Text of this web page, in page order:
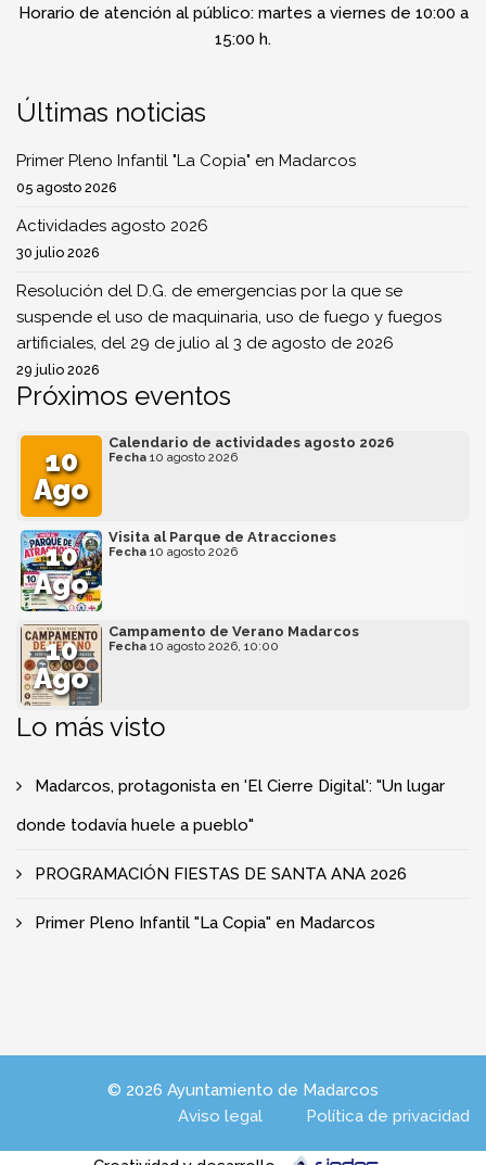
Horario de atención al público: martes a viernes de 10:00 a
15:00 h.
Últimas noticias
Primer Pleno Infantil "La Copia" en Madarcos
05 agosto 2026
Actividades agosto 2026
30 julio 2026
Resolución del D.G. de emergencias por la que se
suspende el uso de maquinaria, uso de fuego y fuegos
artificiales, del 29 de julio al 3 de agosto de 2026
29 julio 2026
Próximos eventos
10
Ago
Calendario de actividades agosto 2026
Fecha 10 agosto 2026
10
Ago
Visita al Parque de Atracciones
Fecha 10 agosto 2026
10
Ago
Campamento de Verano Madarcos
Fecha 10 agosto 2026, 10:00
Lo más visto
Madarcos, protagonista en 'El Cierre Digital': "Un lugar
donde todavía huele a pueblo"
PROGRAMACIÓN FIESTAS DE SANTA ANA 2026
Primer Pleno Infantil "La Copia" en Madarcos
© 2026 Ayuntamiento de Madarcos
Aviso legal
Política de privacidad